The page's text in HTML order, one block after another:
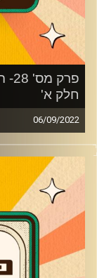
סדרת
קרדיט תמונות:
עם צח שמעון,
בתוכנית נחשף
מה יהיה שיר
לינק לשאלון: https://forms.gle/N6WH5cxs7UAVqxMd7
קרדיט תמונות:
חלק א'
06/09/2022
ה-2000,
שכולנו גדלנו
והפעם- הכנה
"פלאשבק"
הילדים והנוער